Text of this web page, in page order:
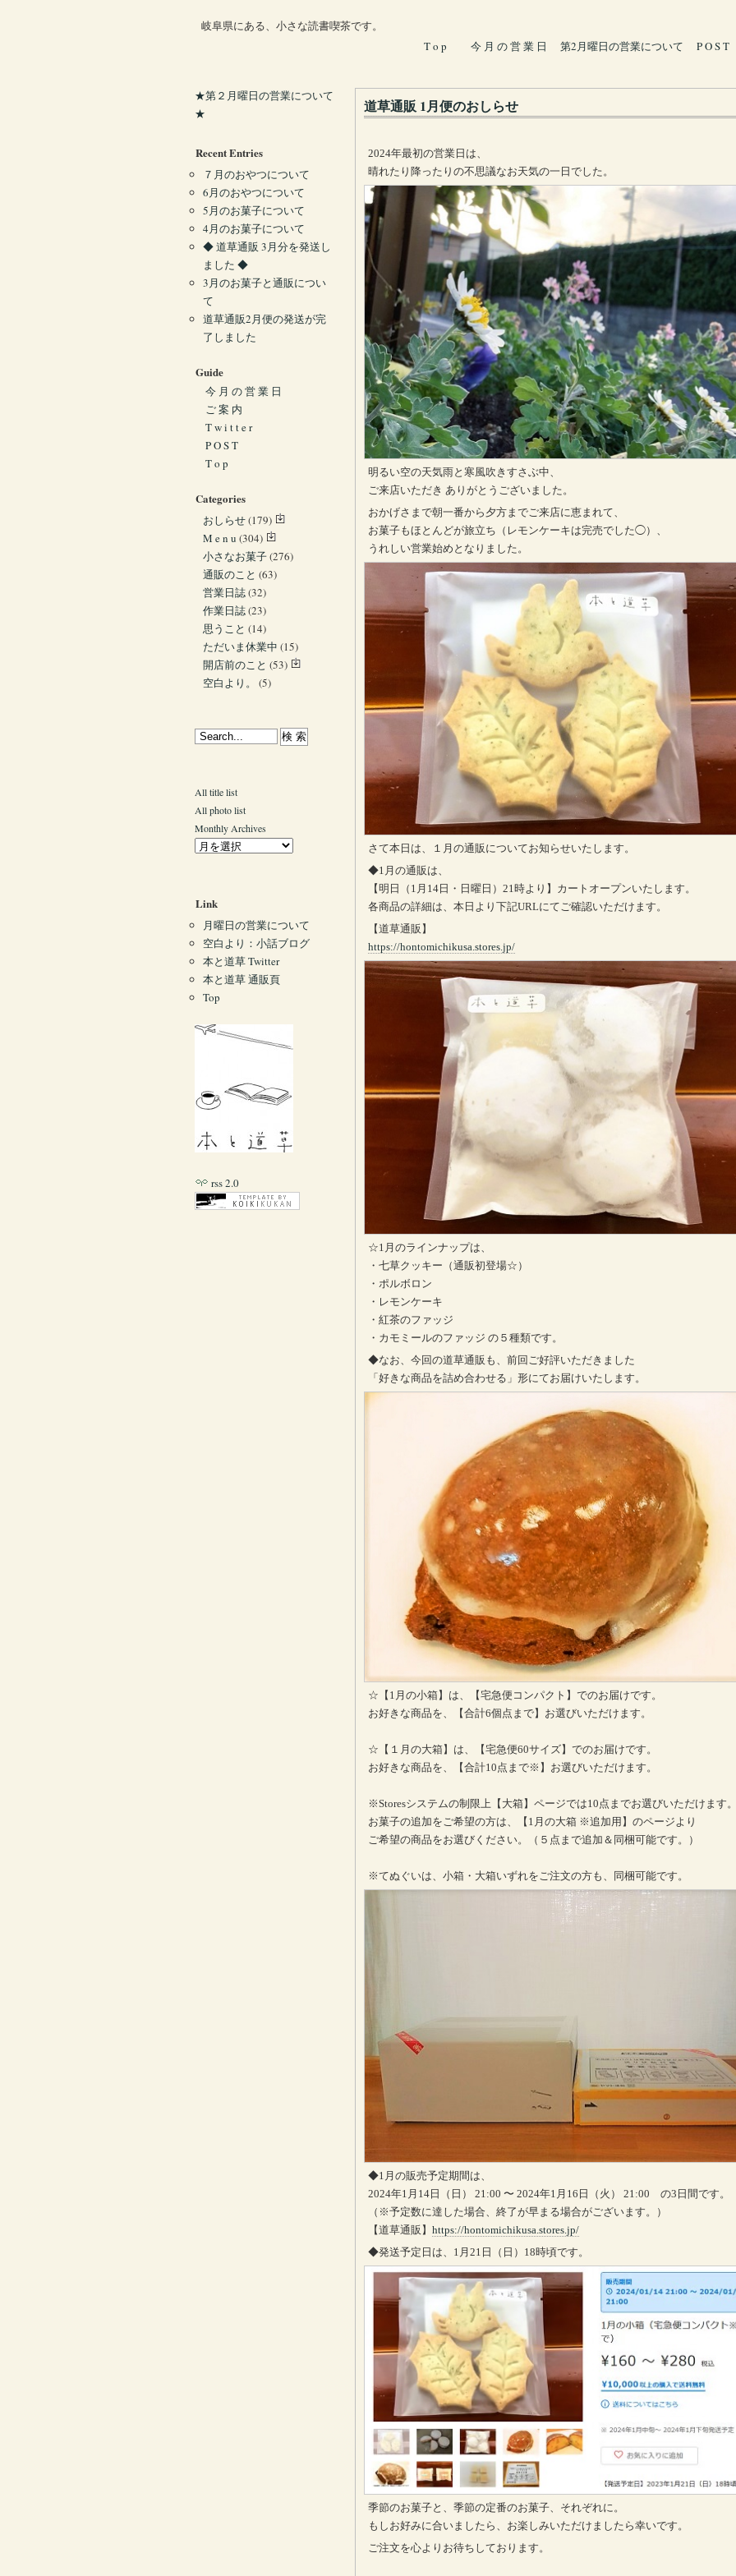
岐阜県にある、小さな読書喫茶です。
T o p
今 月 の 営 業 日 第2月曜日の営業について P O S T
道草通販 1月便のおしらせ
2024年最初の営業日は、
晴れたり降ったりの不思議なお天気の一日でした。
明るい空の天気雨と寒風吹きすさぶ中、
ご来店いただき ありがとうございました。
おかげさまで朝一番から夕方までご来店に恵まれて、
お菓子もほとんどが旅立ち（レモンケーキは完売でした◯）、
うれしい営業始めとなりました。
さて本日は、１月の通販についてお知らせいたします。
◆1月の通販は、
【明日（1月14日・日曜日）21時より】カートオープンいたします。
各商品の詳細は、本日より下記URLにてご確認いただけます。
【道草通販】
https://hontomichikusa.stores.jp/
☆1月のラインナップは、
・七草クッキー（通販初登場☆）
・ポルボロン
・レモンケーキ
・紅茶のファッジ
・カモミールのファッジ の５種類です。
◆なお、今回の道草通販も、前回ご好評いただきました
「好きな商品を詰め合わせる」形にてお届けいたします。
☆【1月の小箱】は、【宅急便コンパクト】でのお届けです。
お好きな商品を、【合計6個点まで】お選びいただけます。
☆【１月の大箱】は、【宅急便60サイズ】でのお届けです。
お好きな商品を、【合計10点まで※】お選びいただけます。
※Storesシステムの制限上【大箱】ページでは10点までお選びいただけます
お菓子の追加をご希望の方は、【1月の大箱 ※追加用】のページより
ご希望の商品をお選びください。（５点まで追加＆同梱可能です。）
※てぬぐいは、小箱・大箱いずれをご注文の方も、同梱可能です。
◆1月の販売予定期間は、
2024年1月14日（日） 21:00 〜 2024年1月16日（火） 21:00 の3日間です。
（※予定数に達した場合、終了が早まる場合がございます。）
【道草通販】 https://hontomichikusa.stores.jp/
◆発送予定日は、1月21日（日）18時頃です。
季節のお菓子と、季節の定番のお菓子、それぞれに。
もしお好みに合いましたら、お楽しみいただけましたら幸いです。
ご注文を心よりお待ちしております。
★第２月曜日の営業について
★
Recent Entries
７月のおやつについて
6月のおやつについて
5月のお菓子について
4月のお菓子について
◆ 道草通販 3月分を発送し
ました ◆
3月のお菓子と通販につい
て
道草通販2月便の発送が完
了しました
Guide
今 月 の 営 業 日
ご 案 内
T w i t t e r
P O S T
T o p
Categories
おしらせ(179)
M e n u (304)
小さなお菓子(276)
通販のこと (63)
営業日誌(32)
作業日誌(23)
思うこと (14)
ただいま休業中 (15)
開店前のこと (53)
空白より。
(5)
All title list
All photo list
Monthly Archives
Link
月曜日の営業について
空白より：小話ブログ
本と道草 Twitter
本と道草 通販頁
Top
rss 2.0